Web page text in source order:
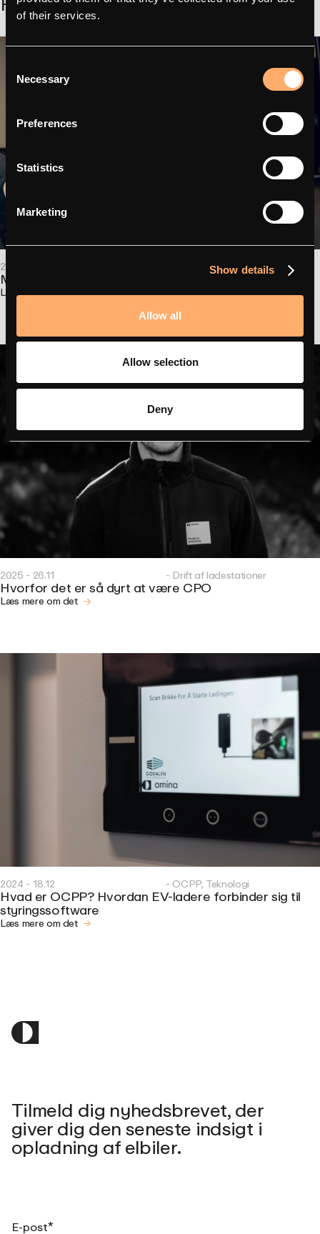
of their services.
Selection
Necessary
Preferences
Statistics
Marketing
Show details
Allow all
Allow selection
Deny
2026 - 24,02 - Partnerhistorier
Maskinen, der fremstiller maskinen
Læs mere om det
2025 - 26.11 - Drift af ladestationer
Hvorfor det er så dyrt at være CPO
Læs mere om det
2024 - 18.12 - OCPP, Teknologi
Hvad er OCPP? Hvordan EV-ladere forbinder sig til
styringssoftware
Læs mere om det
Tilmeld dig nyhedsbrevet, der
giver dig den seneste indsigt i
opladning af elbiler.